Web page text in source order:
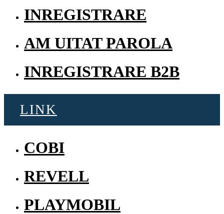
INREGISTRARE
AM UITAT PAROLA
INREGISTRARE B2B
LINK
COBI
REVELL
PLAYMOBIL